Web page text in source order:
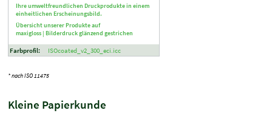
Farbprofil: ISOcoated_v2_300_eci.icc
Ihre umweltfreundlichen Druckprodukte in einem
einheitlichen Erscheinungsbild.
Übersicht unserer Produkte auf
maxigloss | Bilderdruck glänzend gestrichen
* nach ISO 11475
Kleine Papierkunde